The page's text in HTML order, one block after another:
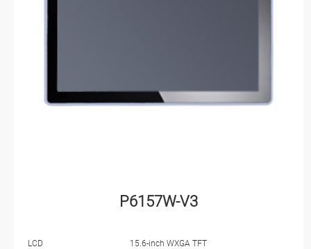
P6157W-V3
LCD 15.6-inch WXGA TFT